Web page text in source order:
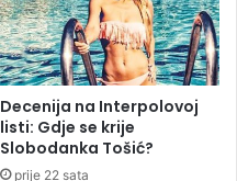
Decenija na Interpolovoj
listi: Gdje se krije
Slobodanka Tošić?
prije 22 sata